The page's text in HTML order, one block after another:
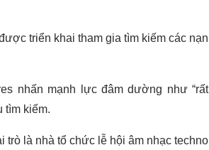
triển khai tham gia tìm kiếm các nạn
nhấn mạnh lực đâm dường như “rất
tìm kiếm.
trò là nhà tổ chức lễ hội âm nhạc techno